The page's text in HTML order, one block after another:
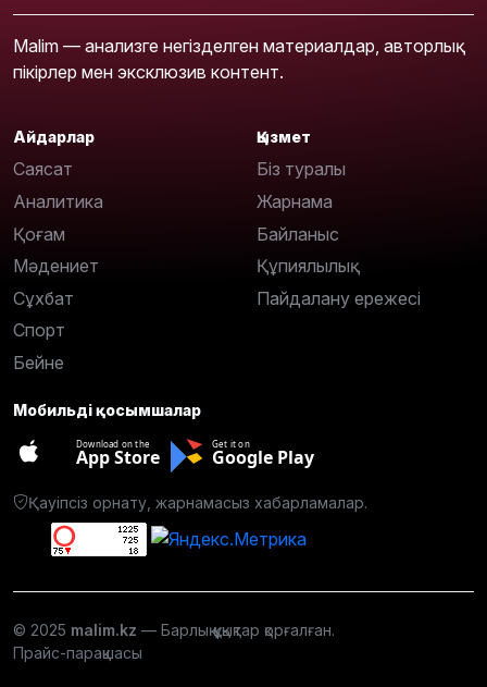
Malim — анализге негізделген материалдар, авторлық
пікірлер мен эксклюзив контент.
Айдарлар
Саясат
Аналитика
Қоғам
Мәдениет
Сұхбат
Спорт
Бейне
Қызмет
Біз туралы
Жарнама
Байланыс
Құпиялылық
Пайдалану ережесі
Мобильді қосымшалар
Download on the
App Store
Get it on
Google Play
Қауіпсіз орнату, жарнамасыз хабарламалар.
© 2025 malim.kz — Барлық құқықтар қорғалған.
Прайс-парақшасы